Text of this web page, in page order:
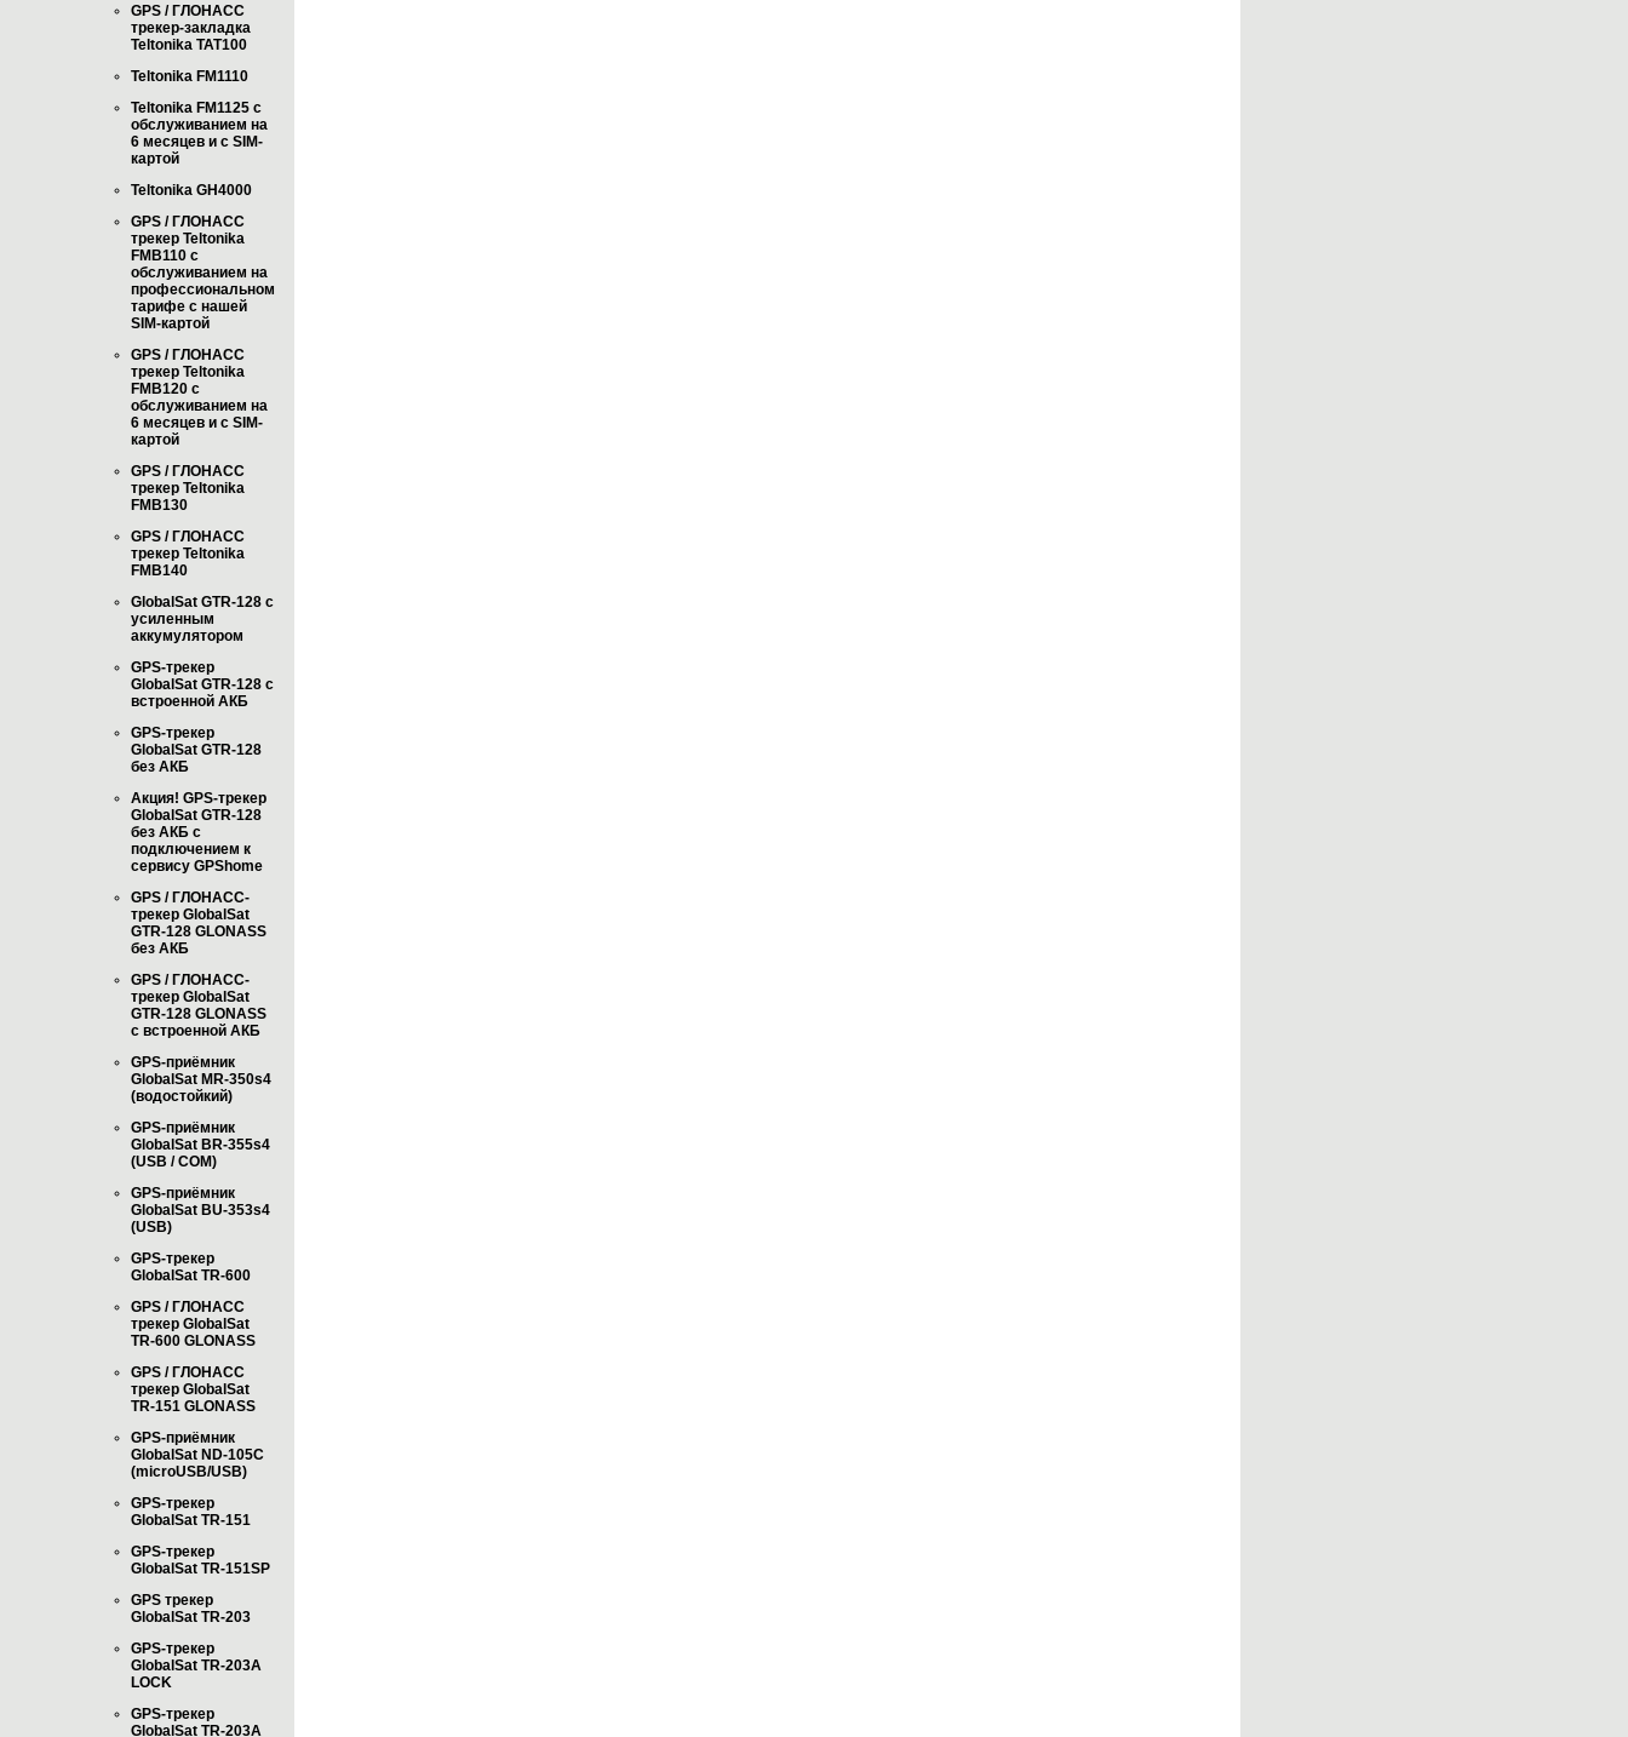
GPS / ГЛОНАСС
трекер-закладка
Teltonika TAT100
Teltonika FM1110
Teltonika FM1125 с
обслуживанием на
6 месяцев и с SIM-
картой
Teltonika GH4000
GPS / ГЛОНАСС
трекер Teltonika
FMB110 с
обслуживанием на
профессиональном
тарифе с нашей
SIM-картой
GPS / ГЛОНАСС
трекер Teltonika
FMB120 с
обслуживанием на
6 месяцев и с SIM-
картой
GPS / ГЛОНАСС
трекер Teltonika
FMB130
GPS / ГЛОНАСС
трекер Teltonika
FMB140
GlobalSat GTR-128 с
усиленным
аккумулятором
GPS-трекер
GlobalSat GTR-128 с
встроенной АКБ
GPS-трекер
GlobalSat GTR-128
без АКБ
Акция! GPS-трекер
GlobalSat GTR-128
без АКБ с
подключением к
сервису GPShome
GPS / ГЛОНАСС-
трекер GlobalSat
GTR-128 GLONASS
без АКБ
GPS / ГЛОНАСС-
трекер GlobalSat
GTR-128 GLONASS
с встроенной АКБ
GPS-приёмник
GlobalSat MR-350s4
(водостойкий)
GPS-приёмник
GlobalSat BR-355s4
(USB / COM)
GPS-приёмник
GlobalSat BU-353s4
(USB)
GPS-трекер
GlobalSat TR-600
GPS / ГЛОНАСС
трекер GlobalSat
TR-600 GLONASS
GPS / ГЛОНАСС
трекер GlobalSat
TR-151 GLONASS
GPS-приёмник
GlobalSat ND-105C
(microUSB/USB)
GPS-трекер
GlobalSat TR-151
GPS-трекер
GlobalSat TR-151SP
GPS трекер
GlobalSat TR-203
GPS-трекер
GlobalSat TR-203А
LOCK
GPS-трекер
GlobalSat TR-203А